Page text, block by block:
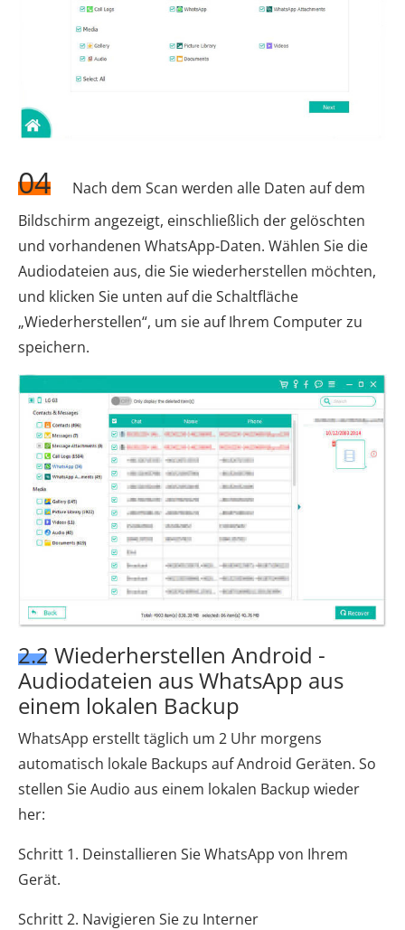
04
Nach dem Scan werden alle Daten auf dem
Bildschirm angezeigt, einschließlich der gelöschten
und vorhandenen WhatsApp-Daten. Wählen Sie die
Audiodateien aus, die Sie wiederherstellen möchten,
und klicken Sie unten auf die Schaltfläche
„Wiederherstellen“, um sie auf Ihrem Computer zu
speichern.
2.2 Wiederherstellen Android -
Audiodateien aus WhatsApp aus
einem lokalen Backup
WhatsApp erstellt täglich um 2 Uhr morgens
automatisch lokale Backups auf Android Geräten. So
stellen Sie Audio aus einem lokalen Backup wieder
her:
Schritt 1. Deinstallieren Sie WhatsApp von Ihrem
Gerät.
Schritt 2. Navigieren Sie zu Interner